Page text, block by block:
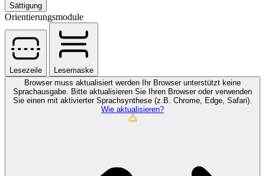
Sättigung
Orientierungsmodule
Lesezeile
Lesemaske
Browser muss aktualisiert werden
Ihr Browser unterstützt keine
Sprachausgabe. Bitte aktualisieren Sie Ihren Browser oder verwenden
Sie einen mit aktivierter Sprachsynthese (z.B. Chrome, Edge, Safari).
Wie aktualisieren?